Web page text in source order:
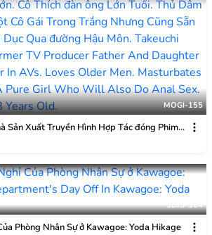
MOGI-155
Sản Xuất Truyền Hình Hợp Tác đóng Phim
ông Lớn Tuổi. Thủ Dâm 5 Lần Một Tuần. Một
Sakina, 18 Tuổi.
SDJS-364
Phòng Nhân Sự ở Kawagoe: Yoda Hikage